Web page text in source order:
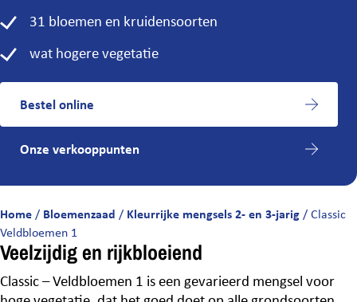
31 bloemen en kruidensoorten
wat hogere vegetatie
Bestel online
Onze verkooppunten
Home/ Bloemenzaad / Kleurrijke mengsels 2- en 3-jarig/Classic
Veldbloemen 1
Veelzijdig en rijkbloeiend
Classic – Veldbloemen 1 is een gevarieerd mengsel voor